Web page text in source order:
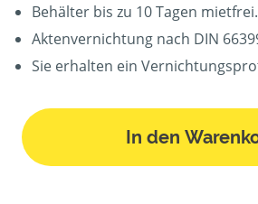
Behälter bis zu 10 Tagen mietfrei.
Aktenvernichtung nach DIN
Sie erhalten ein
In den